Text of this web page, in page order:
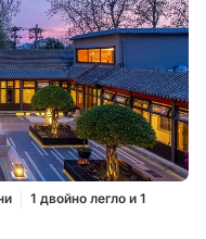
1 двойно легло и 1